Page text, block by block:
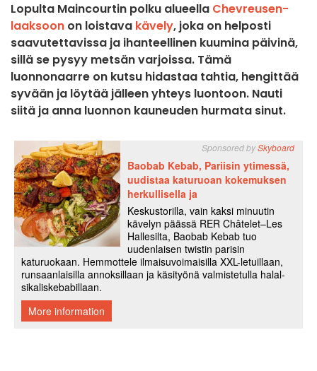
Lopulta Maincourtin polku alueella Chevreusen-
laaksoon on loistava kävely, joka on helposti
saavutettavissa ja ihanteellinen kuumina päivinä,
sillä se pysyy metsän varjoissa. Tämä
luonnonaarre on kutsu hidastaa tahtia, hengittää
syvään ja löytää jälleen yhteys luontoon. Nauti
siitä ja anna luonnon kauneuden hurmata sinut.